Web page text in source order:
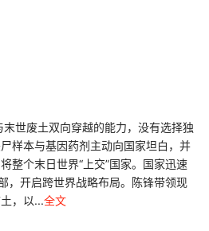
末世废土双向穿越的能力，没有选择独
样本与基因药剂主动向国家坦白，并
整个末日世界“上交”国家。国家迅速
，开启跨世界战略布局。陈锋带领现
，以...全文